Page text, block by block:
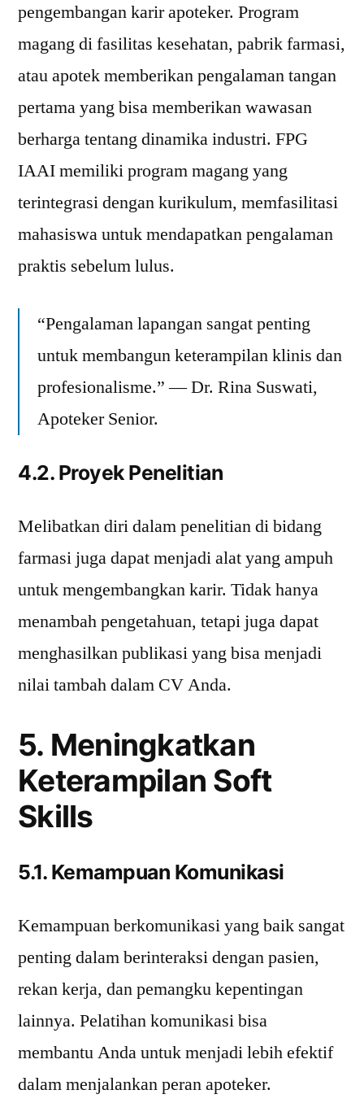
pengembangan karir apoteker. Program
magang di fasilitas kesehatan, pabrik farmasi,
atau apotek memberikan pengalaman tangan
pertama yang bisa memberikan wawasan
berharga tentang dinamika industri. FPG
IAAI memiliki program magang yang
terintegrasi dengan kurikulum, memfasilitasi
mahasiswa untuk mendapatkan pengalaman
praktis sebelum lulus.
“Pengalaman lapangan sangat penting
untuk membangun keterampilan klinis dan
profesionalisme.” — Dr. Rina Suswati,
Apoteker Senior.
4.2. Proyek Penelitian
Melibatkan diri dalam penelitian di bidang
farmasi juga dapat menjadi alat yang ampuh
untuk mengembangkan karir. Tidak hanya
menambah pengetahuan, tetapi juga dapat
menghasilkan publikasi yang bisa menjadi
nilai tambah dalam CV Anda.
5. Meningkatkan
Keterampilan Soft
Skills
5.1. Kemampuan Komunikasi
Kemampuan berkomunikasi yang baik sangat
penting dalam berinteraksi dengan pasien,
rekan kerja, dan pemangku kepentingan
lainnya. Pelatihan komunikasi bisa
membantu Anda untuk menjadi lebih efektif
dalam menjalankan peran apoteker.